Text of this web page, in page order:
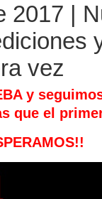
2017 |
vez
y
que el